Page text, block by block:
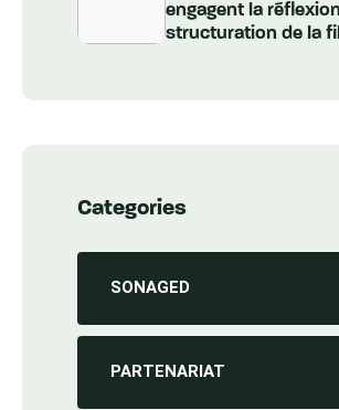
engagent la
structuration de la
Categories
SONAGED
PARTENARIAT